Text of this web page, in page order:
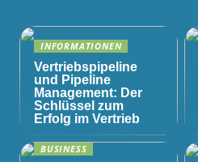
INFORMATIONEN
Vertriebspipeline
und Pipeline
Management: Der
Schlüssel zum
Erfolg im Vertrieb
BUSINESS